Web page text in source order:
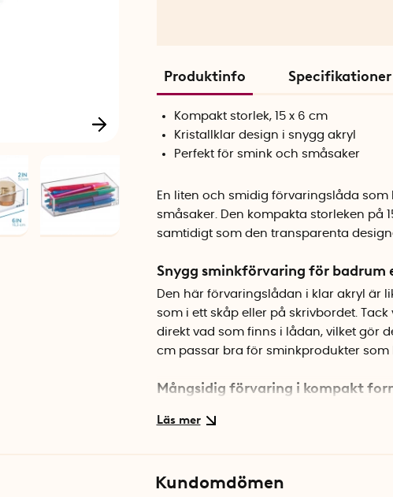
Produktinfo Specifikationer
Kompakt storlek, 15 x 6 cm
Kristallklar design i snygg akryl
Perfekt för smink och småsaker
En liten och smidig förvaringslåda
småsaker. Den kompakta storleken på
samtidigt som den transparenta
Snygg sminkförvaring för badrum
Den här förvaringslådan i klar akryl är
som i ett skåp eller på skrivbordet.
direkt vad som finns i lådan, vilket gör
cm passar bra för sminkprodukter
Mångsidig förvaring i kompakt
Specifikationer
Kundomdömen